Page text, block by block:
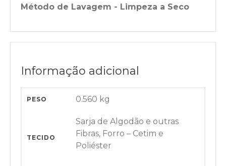
Método de Lavagem - Limpeza a Seco
Informação adicional
PESO 0.560 kg
TECIDO
Sarja de Algodão e outras
Fibras, Forro – Cetim e
Poliéster